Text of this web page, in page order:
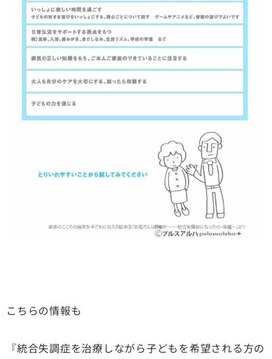
こちらの情報も
『統合失調症を治療しながら子どもを希望される方の